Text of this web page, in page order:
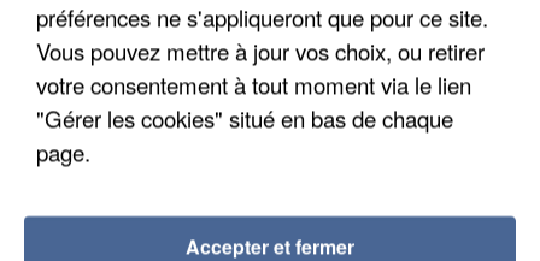
préférences ne s'appliqueront que pour ce site.
Vous pouvez mettre à jour vos choix, ou retirer
votre consentement à tout moment via le lien
"Gérer les cookies" situé en bas de chaque
page.
Accepter et fermer